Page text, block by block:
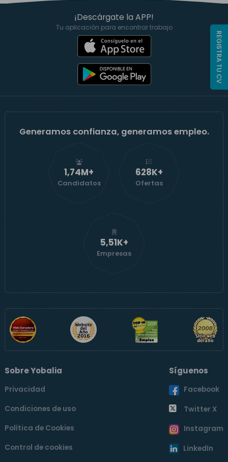
¡Descárgate la APP!
Tu aplicación para encontrar trabajo
Generamos confianza, generamos empleo.
1,74M+
Candidatos
629K+
Ofertas
5,52K+
Empresas
Sobre Yobalia
Privacidad
Condiciones de uso
Política de Cookies
Control de cookies
Síguenos
Facebook
Twitter X
Instagram
LinkedIn
REGISTRA TU CV